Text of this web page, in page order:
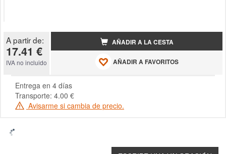
A partir de:
17.41 €
IVA no incluido
AÑADIR A LA CESTA
AÑADIR A FAVORITOS
Entrega en 4 días
Transporte: 4.00 €
Avisarme si cambia de precio.